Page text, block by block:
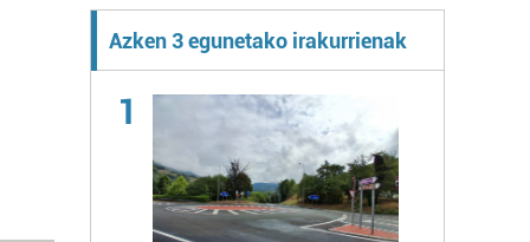
Azken 3 egunetako irakurrienak
1